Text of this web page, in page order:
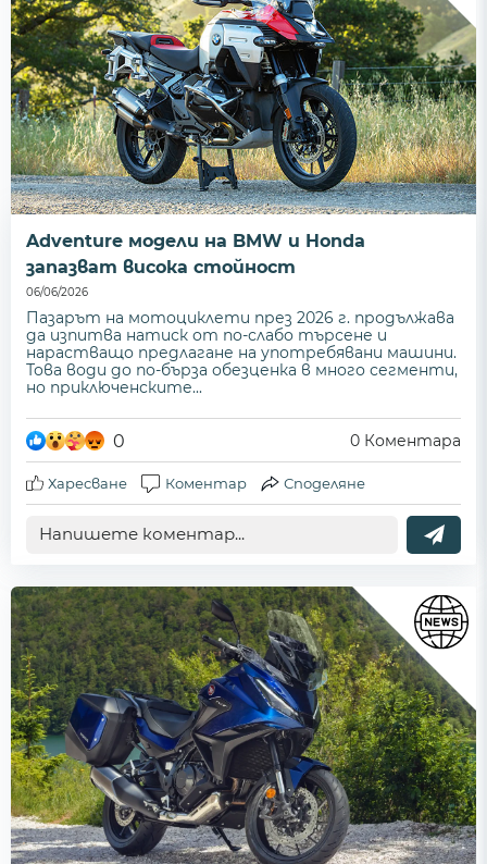
Adventure модели на BMW и Honda
запазват висока стойност
06/06/2026
Пазарът на мотоциклети през 2026 г. продължава
да изпитва натиск от по-слабо търсене и
нарастващо предлагане на употребявани машини.
Това води до по-бърза обезценка в много сегменти,
но приключенските...
0 0 Коментара
Харесване Коментар Споделяне